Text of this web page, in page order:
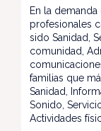
En la
profesionales
sido Sanidad,
comunidad,
familias que
Sanidad,
Sonido,
Actividades